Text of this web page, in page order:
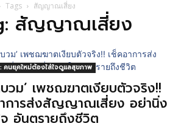
Tags สัญญาณเสี่ยง
สัญญาณเสี่ยง
คนยุคใหม่ต้องใส่ใจดูแลสุขภาพ
วม’ เพชฌฆาตเงียบตัวจริง!!
าการส่งสัญญาณเสี่ยง อย่านิ่ง
อันตรายถึงชีวิต